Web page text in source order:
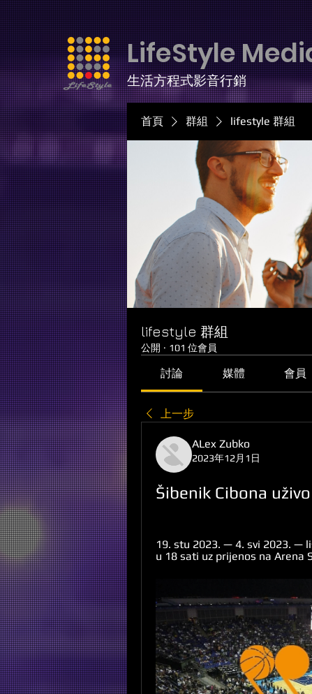
LifeStyle
生活方程式影音行銷
首頁 群組 lifestyle 群組
lifestyle 群組
公開 · 101 位會員
討論 媒體 會員
上一步
ALex Zubko
2023年12月1日
Šibenik Cibona
19. stu 2023. — 4. svi 2023. —
u 18 sati uz prijenos na Arena